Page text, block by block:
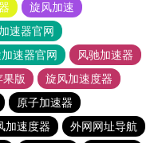
旋风加速
速器官网
速器官网
风驰加速器
果版
旋风加速度器
原子加速器
加速度器
外网网址导航